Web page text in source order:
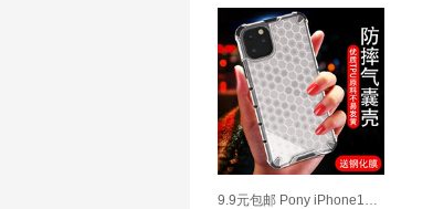
9.9元包邮 Pony iPhone12系列 防摔气囊保护壳